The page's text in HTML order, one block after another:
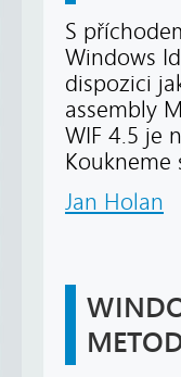
S
Windows
dispozici
assembly
WIF 4.5 je
Koukneme
Jan Holan